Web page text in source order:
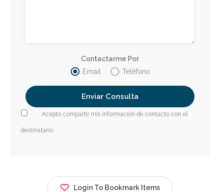
Contactarme Por
Email
Teléfono
Acepto compartir mis información de contacto con el
destinatario.
Login To Bookmark Items